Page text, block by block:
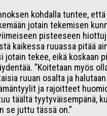
kohdalla tuntee,
jotain tekemisen
pisteeseen
kaikessa ruuassa pitää
jotain tekee, eikä koskaan
”Koitetaan myös
ruuan osalta ja
ja rajoitteet
täältä tyytyväisempänä,
se juttu tässä on.”